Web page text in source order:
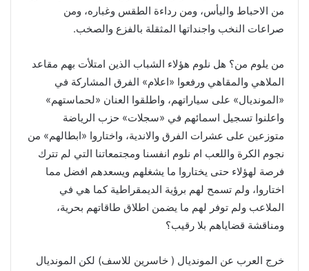
من الاحباط واليأس، ومن رداءة الطقس وغباره، ومن
صراعات النخب واجنداتها المثقلة بالفزع والصخب.
من يلوم من؟ هل نلوم هؤلاء الشباب الذين امتلأت بهم مقاعد
الملاهي والمقاهي ورفعوا «اعلام» الفرق المشاركة في
«المونديال» على سياراتهم، واطلقوا العنان «لحماستهم»
واعلنوا تسجيل اسمائهم في «سجلات» حزب الرياضة
متوزعين على عشرات الفرق والاندية، واختاروا «ابطالهم» من
نجوم الكرة واللعب ام نلوم انفسنا ومجتمعاتنا التي لم تترك
فرصة لهؤلاء حتى يختاروا ما يشغلهم ويسعدهم افضل مما
اختاروا، ولم تسمح لهم برؤية الديمقراطية كما هي في
الملاعب ولم توفر لهم ما يضمن اطلاق طاقاتهم بحرية،
ومناقشة قضاياهم بلا رقيب؟
خرج العرب عن المونديال ( خاسرين للاسف) لكن المونديال